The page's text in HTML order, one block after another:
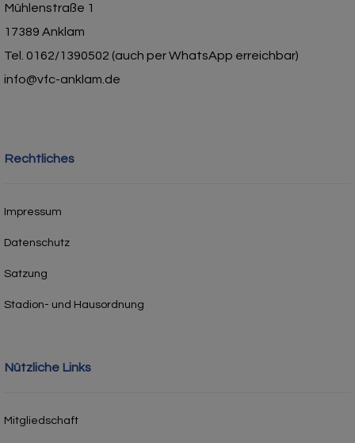
Mühlenstraße 1
17389 Anklam
Tel. 0162/1390502 (auch per WhatsApp erreichbar)
info@vfc-anklam.de
Rechtliches
Impressum
Datenschutz
Satzung
Stadion- und Hausordnung
Nützliche Links
Mitgliedschaft